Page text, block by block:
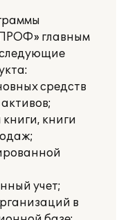
главным
средств
книги
учет;
в